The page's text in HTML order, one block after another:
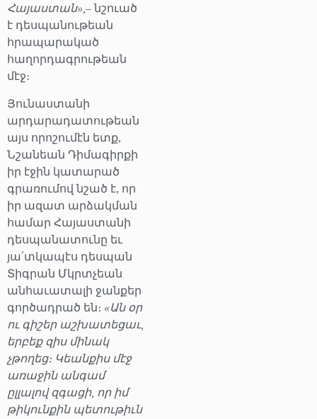
Հայաստան»,– նշուած
է դեսպանութեան
հրապարակած
հաղորդագրութեան
մէջ։
Յունաստանի
արդարադատութեան
այս որոշումէն ետք,
Նշանեան Դիմագիրքի
իր էջին կատարած
գրառումով նշած է, որ
իր ազատ արձակման
համար Հայաստանի
դեսպանատունը եւ
յա՛տկապէս դեսպան
Տիգրան Մկրտչեան
անհաւատալի ջանքեր
գործադրած են։ «Ան օր
ու գիշեր աշխատեցաւ,
երբեք զիս մինակ
չթողեց։ Կեանքիս մէջ
առաջին անգամ
ըլլալով զգացի, որ իմ
թիկունքին պետութիւն